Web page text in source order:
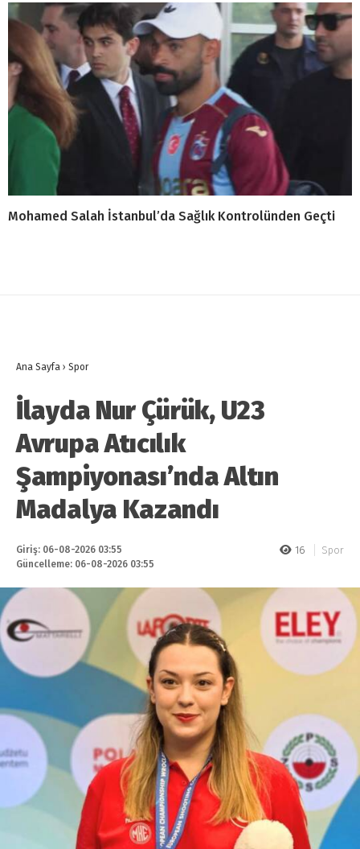
Mohamed Salah İstanbul’da Sağlık Kontrolünden Geçti
Ana Sayfa › Spor
İlayda Nur Çürük, U23
Avrupa Atıcılık
Şampiyonası’nda Altın
Madalya Kazandı
Giriş: 06-08-2026 03:55
Güncelleme: 06-08-2026 03:55
16 Spor